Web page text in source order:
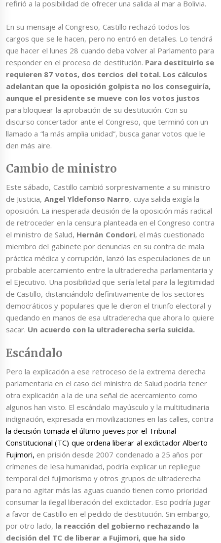
refirió a la posibilidad de ofrecer una salida al mar a Bolivia.
En su mensaje al Congreso, Castillo rechazó todos los
cargos que se le hacen, pero no entró en detalles. Lo tendrá
que hacer el lunes 28 cuando deba volver al Parlamento para
responder en el proceso de destitución. Para destituirlo se
requieren 87 votos, dos tercios del total. Los cálculos
adelantan que la oposición golpista no los conseguiría,
aunque el presidente se mueve con los votos justos
para bloquear la aprobación de su destitución. Con su
discurso concertador ante el Congreso, que terminó con un
llamado a “la más amplia unidad”, busca ganar votos que le
den más aire.
Cambio de ministro
Este sábado, Castillo cambió sorpresivamente a su ministro
de Justicia, Angel Yldefonso Narro, cuya salida exigía la
oposición. La inesperada decisión de la oposición más radical
de retroceder en la censura planteada en el Congreso contra
el ministro de Salud, Hernán Condori, el más cuestionado
miembro del gabinete por denuncias en su contra de mala
práctica médica y corrupción, lanzó las especulaciones de un
probable acercamiento entre la ultraderecha parlamentaria y
el Ejecutivo. Una posibilidad que sería letal para la legitimidad
de Castillo, distanciándolo definitivamente de los sectores
democráticos y populares que le dieron el triunfo electoral y
quedando en manos de esa ultraderecha que ahora lo quiere
sacar. Un acuerdo con la ultraderecha sería suicida.
Escándalo
Pero la explicación a ese retroceso de la extrema derecha
parlamentaria en el caso del ministro de Salud podría tener
otra explicación a la de una señal de acercamiento como
algunos han visto. El escándalo mayúsculo y la multitudinaria
indignación, expresada en movilizaciones en las calles, contra
la decisión tomada el último jueves por el Tribunal
Constitucional (TC) que ordena liberar al exdictador Alberto
Fujimori, en prisión desde 2007 condenado a 25 años por
crímenes de lesa humanidad, podría explicar un repliegue
temporal del fujimorismo y otros grupos de ultraderecha
para no agitar más las aguas cuando tienen como prioridad
consumar la ilegal liberación del exdictador. Eso podría jugar
a favor de Castillo en el pedido de destitución. Sin embargo,
por otro lado, la reacción del gobierno rechazando la
decisión del TC de liberar a Fujimori, que ha sido